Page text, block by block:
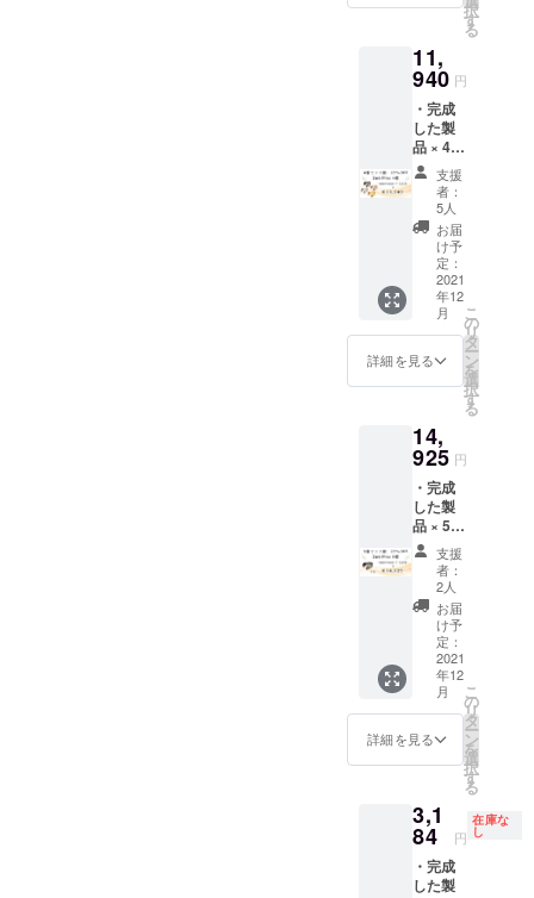
ます。
性もご
ざいま
す。ご
了承く
ださ
い。 ※
ご注文
状況、
使用部
材の供
給状
況、製
造工程
上の都
合等に
より出
荷時期
ます。
ます。
ご支援
により
量産効
率が向
上した
場合、
正規販
売価格
が販売
予定価
格より
下がる
可能性
もござ
いま
す。 ※
デザイ
る可能
性もご
ざいま
す。ご
了承く
ださ
い。 ※
ご注文
状況、
使用部
材の供
給状
況、製
造工程
上の都
合等に
より出
があり
ます。
択
す
る
11,
940 円
・完成
した製
品 × 4点
［一般
販売予
定価格
15,920
円の
25%OF
F］ ※色
はそれ
ぞれ4色
からお
選びい
ただけ
ます。
ご支援
により
量産効
率が向
上した
場合、
正規販
売価格
が販売
予定価
格より
下がる
可能性
もござ
いま
す。 ※
デザイ
る可能
性もご
ざいま
す。ご
了承く
支援
者：
5人
お届
け予
定：
2021
年12
月
詳細を見る
こ
の
リ
タ
ー
ン
を
選
択
す
る
14,
925 円
・完成
した製
品 × 5点
［一般
販売予
定価格
19,900
円の
25%OF
F］ ※色
はそれ
ぞれ4色
からお
選びい
ただけ
ます。
ご支援
により
量産効
率が向
上した
支援
者：
2人
お届
け予
定：
2021
年12
月
詳細を見る
こ
の
リ
タ
ー
ン
を
選
択
す
る
3,1
84 円
在庫な
し
・完成
した製